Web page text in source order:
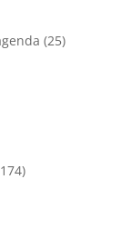
(25)